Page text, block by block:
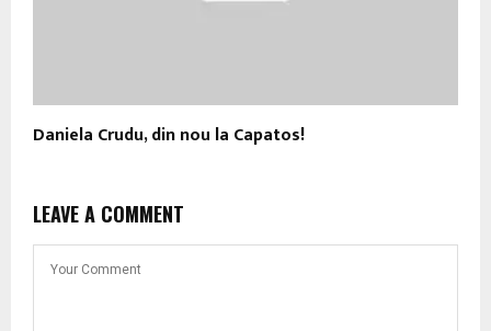
Daniela Crudu, din nou la Capatos!
LEAVE A COMMENT